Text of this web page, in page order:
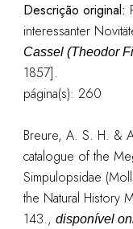
Descrição original:
interessanter
Cassel (Theodor
1857].
página(s): 260
Breure, A. S. H. &
catalogue of the
Simpulopsidae
the Natural History
143., disponível